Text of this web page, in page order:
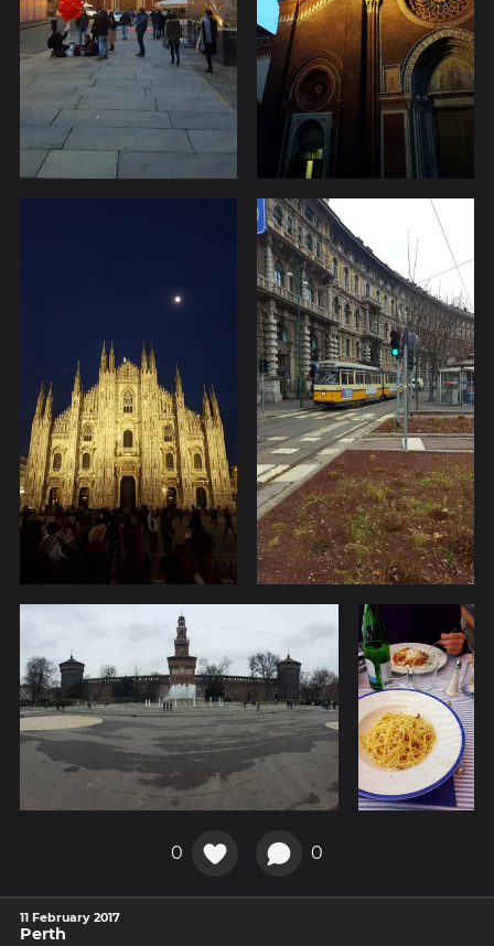
0 0
11 February 2017
Perth